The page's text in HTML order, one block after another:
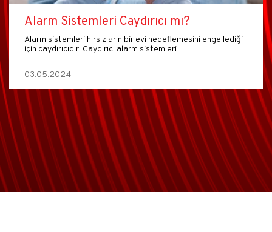
Alarm Sistemleri Caydırıcı mı?
Alarm sistemleri hırsızların bir evi hedeflemesini engellediği
için caydırıcıdır. Caydırıcı alarm sistemleri…
03.05.2024